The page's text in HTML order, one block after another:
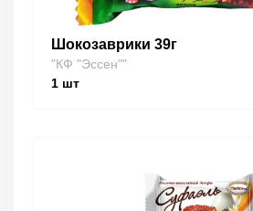
Шокозаврики 39г
"КФ "Эссен""
1 шт